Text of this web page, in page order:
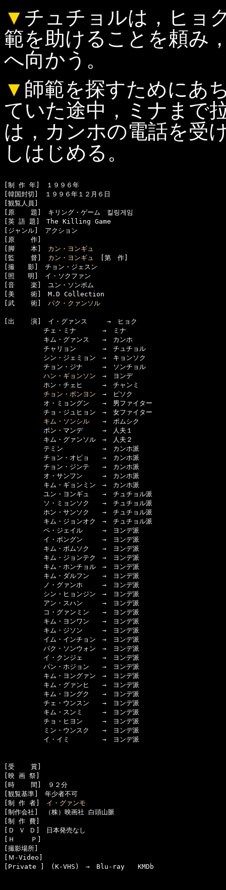
▼ チュチョルは，ヒョ
範を助けることを頼み
へ向かう。
▼ 師範を探すためにあ
ていた途中，ミナまで
は，カンホの電話を受
しはじめる。
[制 作 年]　１９９６年
[韓国封切]　１９９６年１２月６日
[観覧人員]
[原    題]　キリング・ゲーム　킬링게임
[英 語 題]　The Killing Game
[ジャンル]　アクション
[原    作]
[脚    本] カン・ヨンギュ
[監    督] カン・ヨンギュ
[第　作]
[撮　　影]　チョン・ジェスン
[照　　明]　イ・ソクファン
[音    楽]　ユン・ソンボム
[美    術]　M.D Collection
[武    術] パク・クァンソル
[出    演]　イ・グァンス　　　→　ヒョク
チェ・ミナ　　　　→　ミナ
キム・グァンス　　→　カンホ
チャリョン　　　　→　チュチョル
シン・ジェミョン　→　キョンソク
チョン・ジナ　　　→　ソンチョル
ハン・ギョンソン →　ヨンデ
ホン・チェヒ　　　→　チャンミ
チョン・ボンヨン →　ピソク
オ・ミョングン　　→　男ファイター
チョ・ジュヒョン　→　女ファイター
キム・ソンシル →　ポムシク
ポン・マンデ　　　→　人夫１
キム・グァンソル　→　人夫２
テミン　　　　　　→　カンホ派
チョン・オピョ　　→　カンホ派
チョン・ジンテ　　→　カンホ派
オ・サンフン　　　→　カンホ派
キム・ギョンミン　→　カンホ派
ユン・ヨンギュ　　→　チュチョル派
ソ・ミョンソク　　→　チュチョル派
ホン・サンソク　　→　チュチョル派
キム・ジョンオク　→　チュチョル派
ペ・ジェイル　　　→　ヨンデ派
イ・ボングン　　　→　ヨンデ派
キム・ボムソク　　→　ヨンデ派
キム・ジョンテク　→　ヨンデ派
キム・ホンチョル　→　ヨンデ派
キム・ダルフン　　→　ヨンデ派
ノ・グァンホ　　　→　ヨンデ派
シン・ヒョンジン　→　ヨンデ派
アン・スハン　　　→　ヨンデ派
コ・グァンミン　　→　ヨンデ派
キム・ヨンワン　　→　ヨンデ派
キム・ジソン　　　→　ヨンデ派
イム・インチョン　→　ヨンデ派
パク・ソンウォン　→　ヨンデ派
イ・クンジェ　　　→　ヨンデ派
パン・ホジョン　　→　ヨンデ派
キム・ヨングァン　→　ヨンデ派
キム・グァンヒ　　→　ヨンデ派
キム・ヨングク　　→　ヨンデ派
チェ・ウンスン　　→　ヨンデ派
キム・スンミ　　　→　ヨンデ派
チョ・ヒヨン　　　→　ヨンデ派
ミン・ウンスク　　→　ヨンデ派
イ・イミ　　　　　→　ヨンデ派
[受    賞]
[映 画 祭]
[時    間]　９２分
[観覧基準]　年少者不可
[制 作 者] イ・グァンモ
[制作会社]　（株）映画社 白頭山脈
[制 作 費]
[Ｄ Ｖ Ｄ]　日本発売なし
[Ｈ    Ｐ]
[撮影場所]
[Ｍ-Video]
[Private ]　(K-VHS)　→　Blu-ray　　KMDb